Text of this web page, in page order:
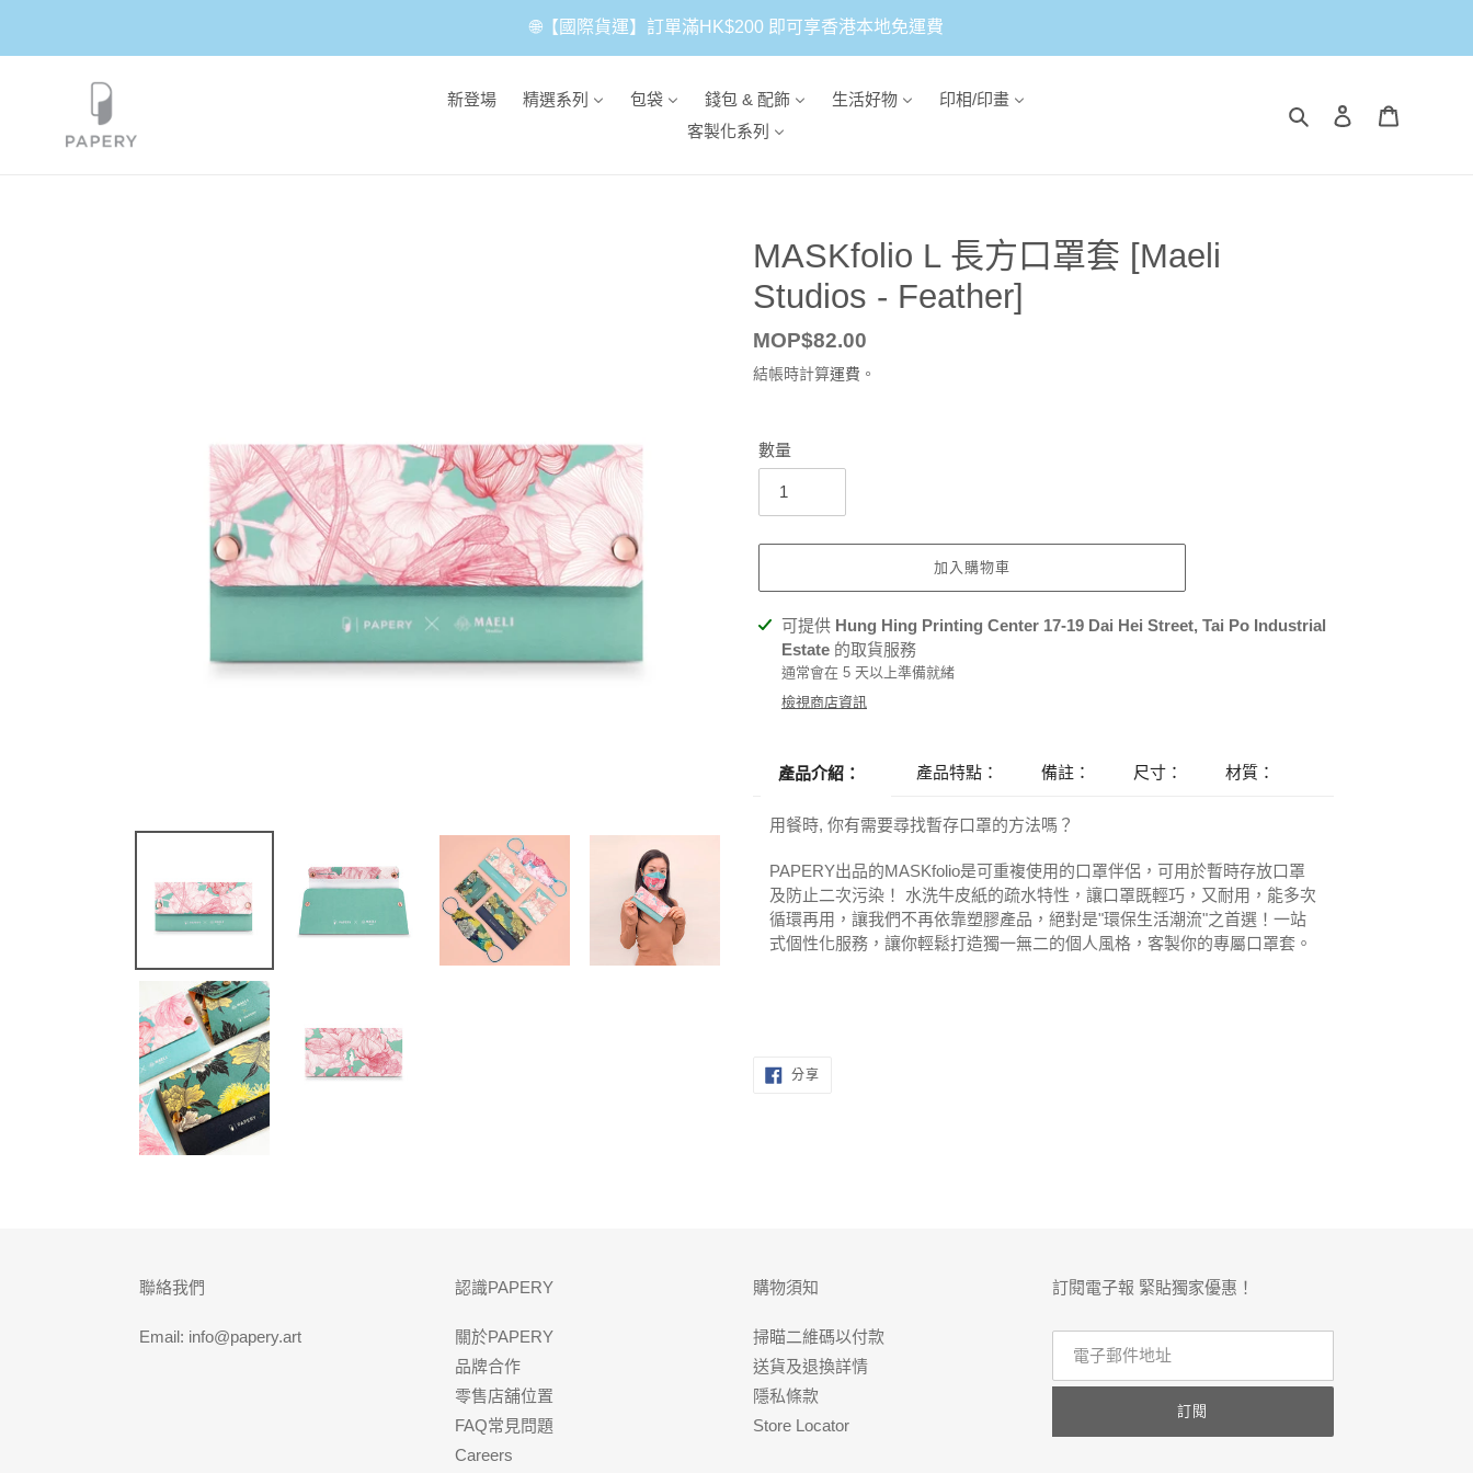
內
🌐【國際貨運】訂單滿HK$200 即可享香港本地免運費
新登場 精選系列 包袋 錢包 & 配飾 生活好物
印相/印畫
客製化系列
搜尋 登入
MASKfolio L 長方口罩套 [Maeli
Studios - Feather]
定
價
MOP$82.00
結帳時計算運費 。
數量
加入購物車
正
可提供 Hung Hing Printing Center 17-19 Dai Hei Street, Tai Po Industrial
Estate 的取貨服務
通常會在 5 天以上準備就緒
檢視商店資訊
產品介紹： 產品特點： 備註： 尺寸： 材質：
用餐時, 你有需要尋找暫存口罩的方法嗎？
PAPERY出品的MASKfolio是可重複使用的口罩伴侶，可用於暫時存放口罩
及防止二次污染！ 水洗牛皮紙的疏水特性，讓口罩既輕巧，又耐用，能多次
循環再用，讓我們不再依靠塑膠產品，絕對是"環保生活潮流"之首選！一站
式個性化服務，讓你輕鬆打造獨一無二的個人風格，客製你的專屬口罩套。
分享分
聯絡我們
Email: info@papery.art
認識PAPERY
關於PAPERY
品牌合作
零售店舖位置
FAQ常見問題
Careers
購物須知
掃瞄二維碼以付款
送貨及退換詳情
隱私條款
Store Locator
訂閱電子報 緊貼獨家優惠！
訂閱